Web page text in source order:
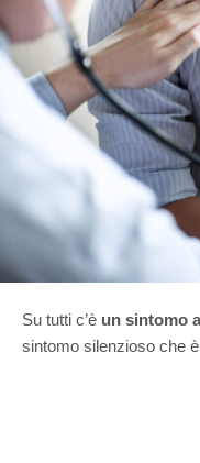
Su tutti c’è un sintomo
sintomo silenzioso che